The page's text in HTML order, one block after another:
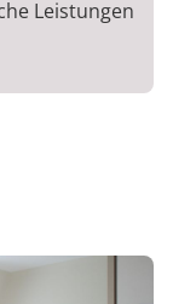
Leistungen